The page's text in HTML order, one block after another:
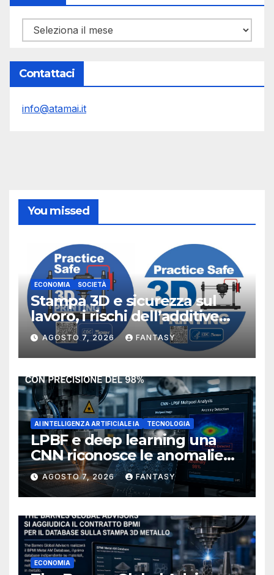
Archivi
Contattaci
info@atamai.it
You missed
ECONOMIA SOCIETÀ
Stampa 3D e sicurezza sul
lavoro, i rischi dell’additive
manufacturing secondo
NIOSH
AGOSTO 7, 2026 FANTASY
AI INTELLIGENZA ARTIFICIALE IA TECNOLOGIA
LPBF e deep learning una
CNN riconosce le anomalie
del bagno di fusione
AGOSTO 7, 2026 FANTASY
ECONOMIA